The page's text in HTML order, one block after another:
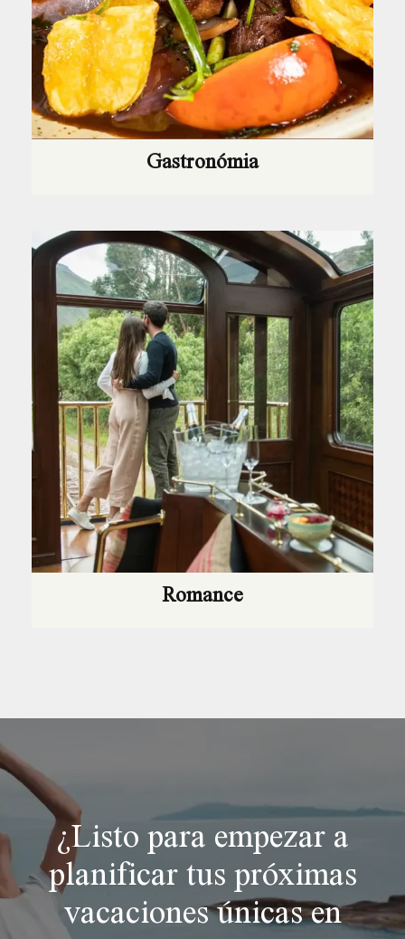
Gastronómia
Romance
¿Listo para empezar a
planificar tus próximas
vacaciones únicas en